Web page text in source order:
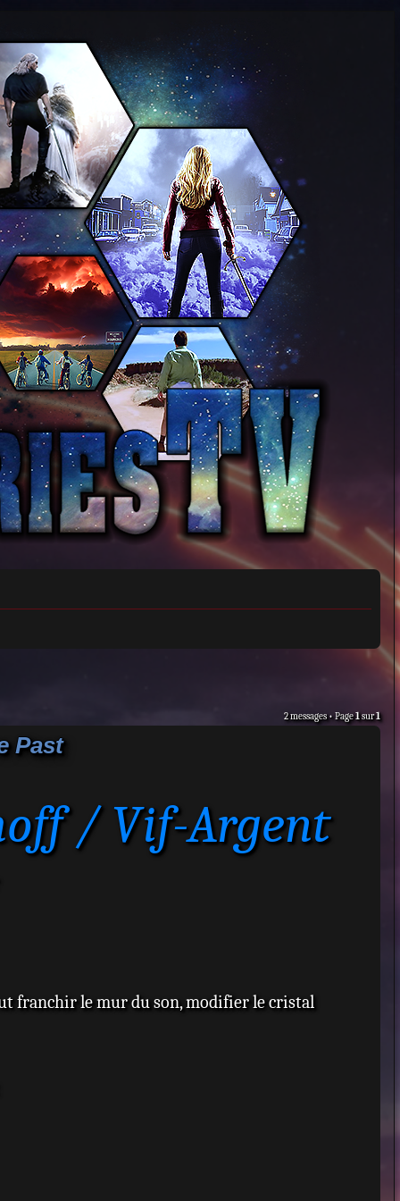
2 messages • Page1sur1
Past
/ Vif-Argent
franchir le mur du son, modifier le cristal